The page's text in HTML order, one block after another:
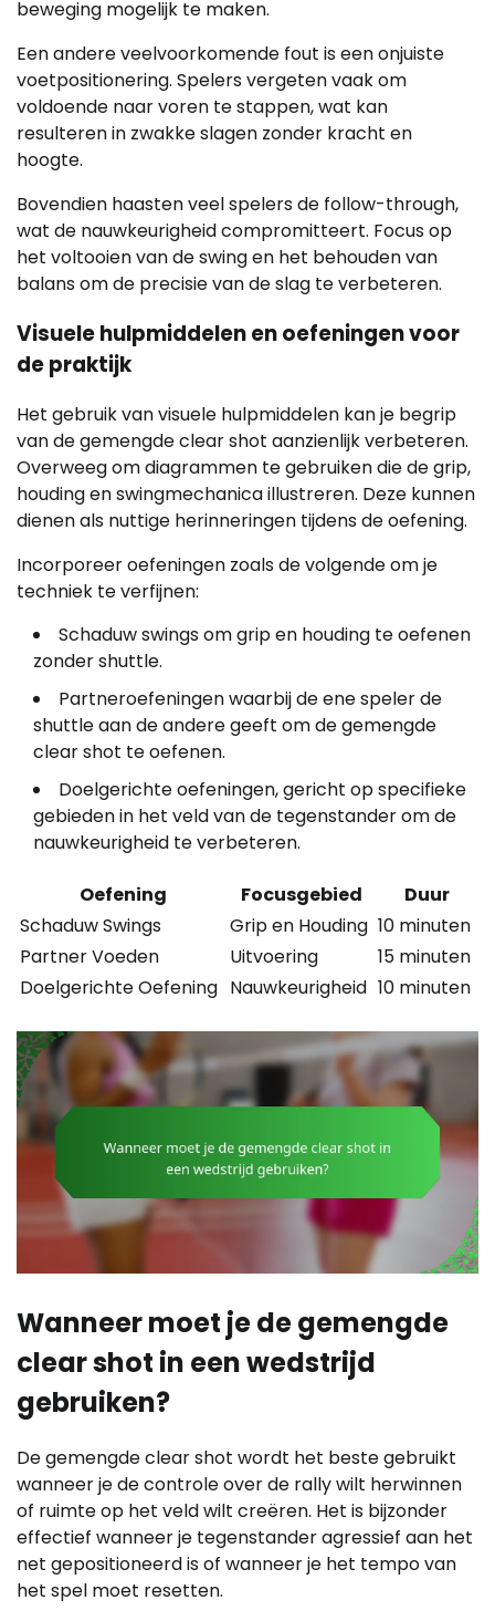
beweging mogelijk te maken.
Een andere veelvoorkomende fout is een onjuiste
voetpositionering. Spelers vergeten vaak om
voldoende naar voren te stappen, wat kan
resulteren in zwakke slagen zonder kracht en
hoogte.
Bovendien haasten veel spelers de follow-through,
wat de nauwkeurigheid compromitteert. Focus op
het voltooien van de swing en het behouden van
balans om de precisie van de slag te verbeteren.
Visuele hulpmiddelen en oefeningen voor
de praktijk
Het gebruik van visuele hulpmiddelen kan je begrip
van de gemengde clear shot aanzienlijk verbeteren.
Overweeg om diagrammen te gebruiken die de grip,
houding en swingmechanica illustreren. Deze kunnen
dienen als nuttige herinneringen tijdens de oefening.
Incorporeer oefeningen zoals de volgende om je
techniek te verfijnen:
Schaduw swings om grip en houding te oefenen
zonder shuttle.
Partneroefeningen waarbij de ene speler de
shuttle aan de andere geeft om de gemengde
clear shot te oefenen.
Doelgerichte oefeningen, gericht op specifieke
gebieden in het veld van de tegenstander om de
nauwkeurigheid te verbeteren.
Oefening Focusgebied
Duur
Schaduw Swings
Grip en Houding 10 minuten
Partner Voeden
Uitvoering
15 minuten
Doelgerichte Oefening Nauwkeurigheid 10 minuten
Wanneer moet je de gemengde
clear shot in een wedstrijd
gebruiken?
De gemengde clear shot wordt het beste gebruikt
wanneer je de controle over de rally wilt herwinnen
of ruimte op het veld wilt creëren. Het is bijzonder
effectief wanneer je tegenstander agressief aan het
net gepositioneerd is of wanneer je het tempo van
het spel moet resetten.